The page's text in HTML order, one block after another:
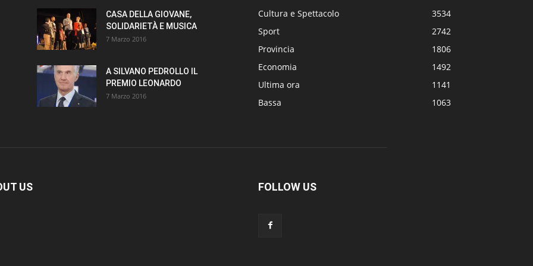
CASA DELLA GIOVANE,
SOLIDARIETÀ E MUSICA
7 Marzo 2016
A SILVANO PEDROLLO IL
PREMIO LEONARDO
7 Marzo 2016
Cultura e Spettacolo
3534
Sport
2742
Provincia
1806
Economia
1492
Ultima ora
1141
Bassa
1063
US FOLLOW US